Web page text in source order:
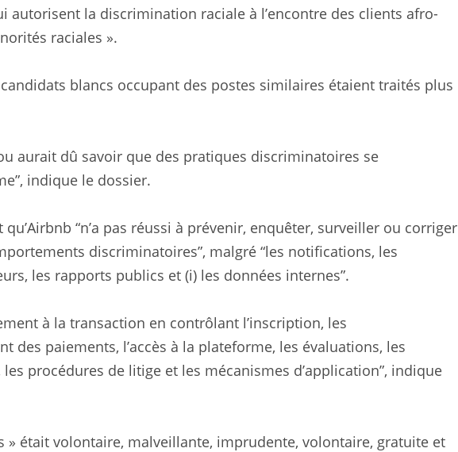
autorisent la discrimination raciale à l’encontre des clients afro-
raciales ».
blancs occupant des postes similaires étaient traités plus
aurait dû savoir que des pratiques discriminatoires se
indique le dossier.
“n’a pas réussi à prévenir, enquêter, surveiller ou corriger
discriminatoires”, malgré “les notifications, les
les rapports publics et (i) les données internes”.
à la transaction en contrôlant l’inscription, les
des paiements, l’accès à la plateforme, les évaluations, les
procédures de litige et les mécanismes d’application”, indique
» était volontaire, malveillante, imprudente, volontaire, gratuite et